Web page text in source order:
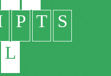
P T S
L